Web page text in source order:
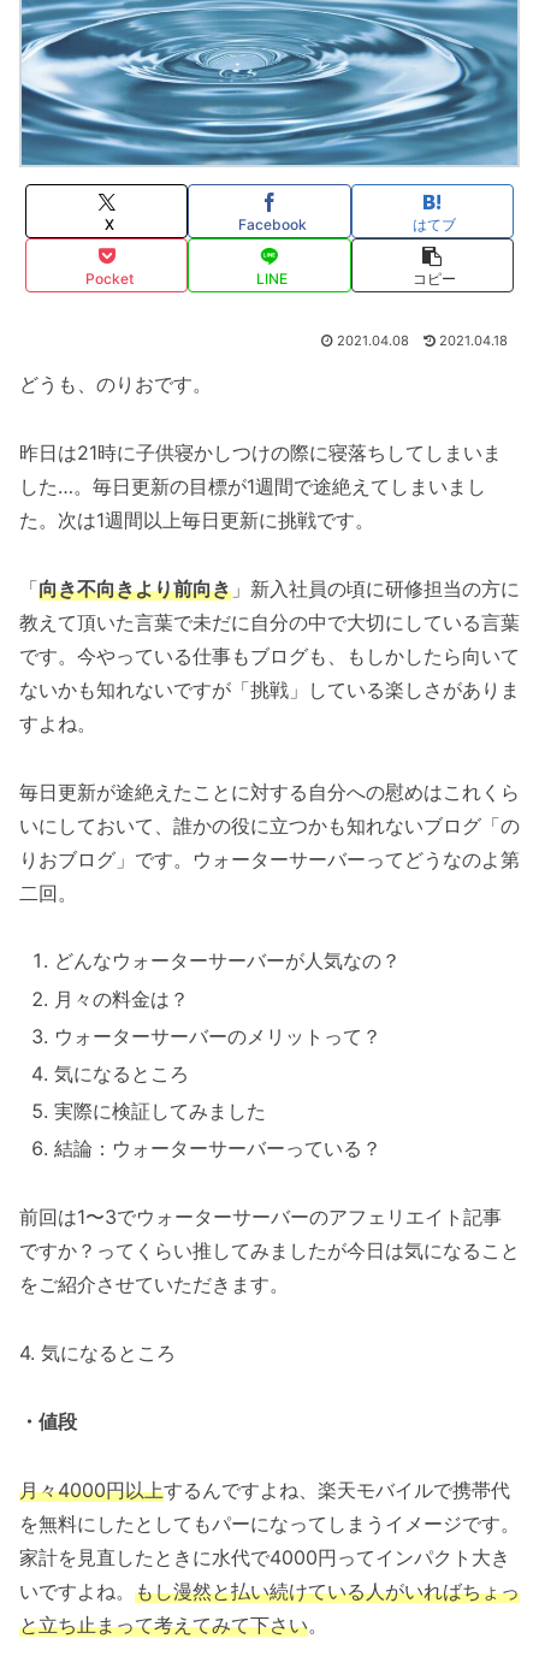
X Facebook はてブ
Pocket LINE コピー
2021.04.08 2021.04.18
どうも、のりおです。
昨日は21時に子供寝かしつけの際に寝落ちしてしまいま
した…。毎日更新の目標が1週間で途絶えてしまいまし
た。次は1週間以上毎日更新に挑戦です。
「向き不向きより前向き 」新入社員の頃に研修担当の方に
教えて頂いた言葉で未だに自分の中で大切にしている言葉
です。今やっている仕事もブログも、もしかしたら向いて
ないかも知れないですが「挑戦」している楽しさがありま
すよね。
毎日更新が途絶えたことに対する自分への慰めはこれくら
いにしておいて、誰かの役に立つかも知れないブログ「の
りおブログ」です。ウォーターサーバーってどうなのよ第
二回。
どんなウォーターサーバーが人気なの？
月々の料金は？
ウォーターサーバーのメリットって？
気になるところ
実際に検証してみました
結論：ウォーターサーバーっている？
前回は1〜3でウォーターサーバーのアフェリエイト記事
ですか？ってくらい推してみましたが今日は気になること
をご紹介させていただきます。
4. 気になるところ
・値段
月々4000円以上するんですよね、楽天モバイルで携帯代
を無料にしたとしてもパーになってしまうイメージです。
家計を見直したときに水代で4000円ってインパクト大き
いですよね。 もし漫然と払い続けている人がいればちょっ
と立ち止まって考えてみて下さい。